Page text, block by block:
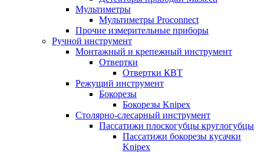
Мультиметры
Мультиметры Proconnect
Прочие измерительные приборы
Ручной инструмент
Монтажный и крепежный инструмент
Отвертки
Отвертки КВТ
Режущий инструмент
Бокорезы
Бокорезы Knipex
Столярно-слесарный инструмент
Пассатижи плоскогубцы круглогубцы
Пассатижи бокорезы кусачки
Knipex